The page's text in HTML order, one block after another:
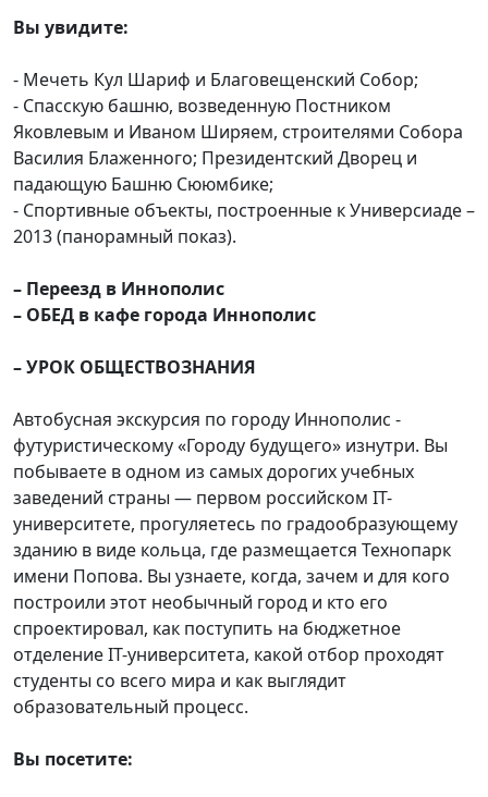
Вы увидите:
- Мечеть Кул Шариф и Благовещенский Собор;
- Спасскую башню, возведенную Постником
Яковлевым и Иваном Ширяем, строителями Собора
Василия Блаженного; Президентский Дворец и
падающую Башню Сююмбике;
- Спортивные объекты, построенные к Универсиаде –
2013 (панорамный показ).
– Переезд в Иннополис
– ОБЕД в кафе города Иннополис
– УРОК ОБЩЕСТВОЗНАНИЯ
Автобусная экскурсия по городу Иннополис -
футуристическому «Городу будущего» изнутри. Вы
побываете в одном из самых дорогих учебных
заведений страны — первом российском IT-
университете, прогуляетесь по градообразующему
зданию в виде кольца, где размещается Технопарк
имени Попова. Вы узнаете, когда, зачем и для кого
построили этот необычный город и кто его
спроектировал, как поступить на бюджетное
отделение IT-университета, какой отбор проходят
студенты со всего мира и как выглядит
образовательный процесс.
Вы посетите: